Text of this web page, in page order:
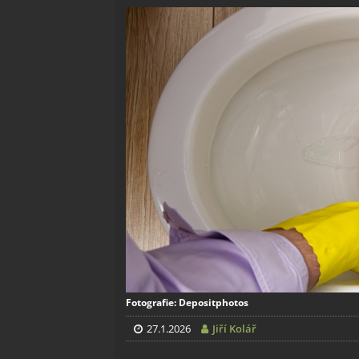
Fotografie: Depositphotos
27.1.2026 Jiří Kolář